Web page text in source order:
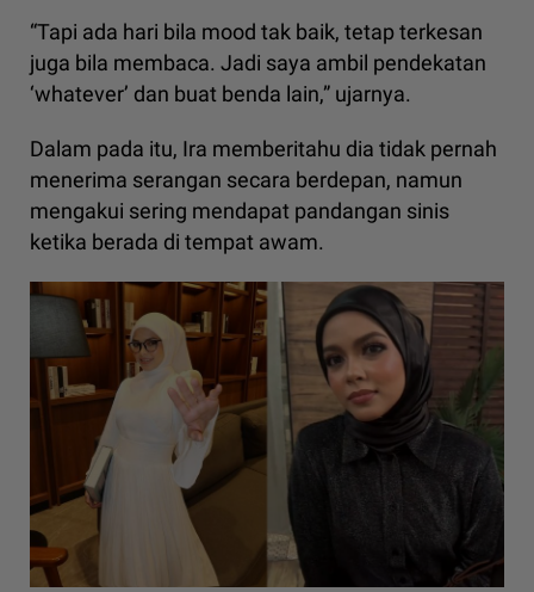
“Tapi ada hari bila mood tak baik, tetap terkesan
juga bila membaca. Jadi saya ambil pendekatan
‘whatever’ dan buat benda lain,” ujarnya.
Dalam pada itu, Ira memberitahu dia tidak pernah
menerima serangan secara berdepan, namun
mengakui sering mendapat pandangan sinis
ketika berada di tempat awam.